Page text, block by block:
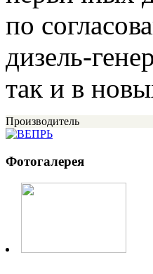
по
дизель-
так и в
Производитель
Фотогалерея